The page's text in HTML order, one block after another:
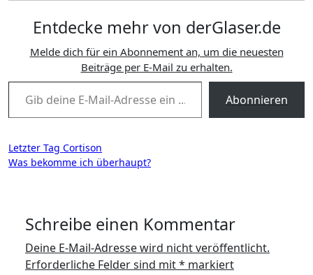
Entdecke mehr von derGlaser.de
Melde dich für ein Abonnement an, um die neuesten
Beiträge per E-Mail zu erhalten.
Gib deine E-Mail-Adresse ein ...
Abonnieren
Beitragsnavigation
Letzter Tag Cortison
Was bekomme ich überhaupt?
Schreibe einen Kommentar
Deine E-Mail-Adresse wird nicht veröffentlicht.
Erforderliche Felder sind mit* markiert